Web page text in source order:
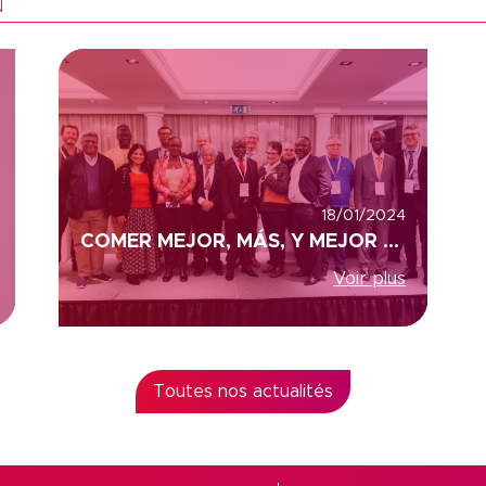
18/01/2024
COMER MEJOR, MÁS, Y MEJOR VIVIR SALUD, COLEAD Y ACP, (ÁFRICA, CARIBE Y PACÍFICO)
Voir plus
Toutes nos actualités
de confidentialité, en garantissant la conformité avec